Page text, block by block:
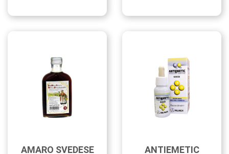
MIRABILIS
AMARO SVEDESE
ANTIEMETIC